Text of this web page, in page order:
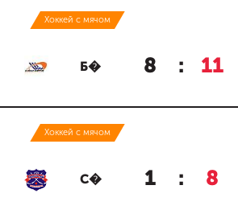
Хоккей с мячом
Б� 8 : 11
Хоккей с мячом
С� 1 : 8